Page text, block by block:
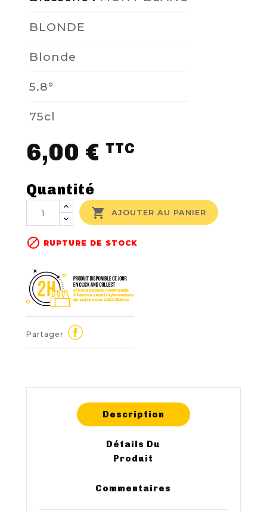
BLONDE
Blonde
5.8°
75cl
6,00 € TTC
Quantité
 AJOUTER AU PANIER
 RUPTURE DE STOCK
Partager
Description
Détails Du
Produit
Commentaires